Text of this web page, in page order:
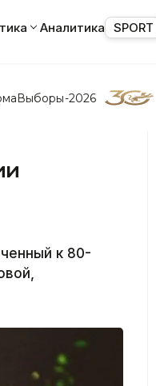
Аналитика SPORT
Выборы-2026
к 80-